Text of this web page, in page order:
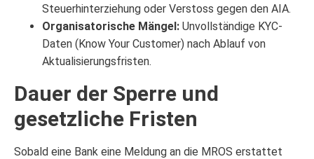
Steuerhinterziehung oder Verstoss gegen den AIA.
Organisatorische Mängel: Unvollständige KYC-
Daten (Know Your Customer) nach Ablauf von
Aktualisierungsfristen.
Dauer der Sperre und
gesetzliche Fristen
Sobald eine Bank eine Meldung an die MROS erstattet